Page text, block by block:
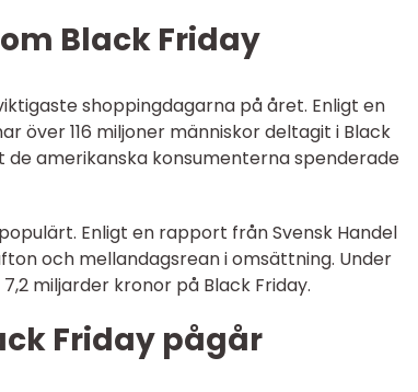
Black Friday
shoppingdagarna på året. Enligt en
över 116 miljoner människor deltagit i Black
amerikanska konsumenterna spenderade
Enligt en rapport från Svensk Handel
och mellandagsrean i omsättning. Under
miljarder kronor på Black Friday.
Friday pågår